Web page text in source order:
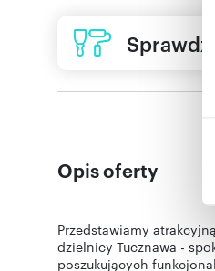
Sprawdź
Opis oferty
Przedstawiamy
dzielnicy Tucznawa -
poszukujących